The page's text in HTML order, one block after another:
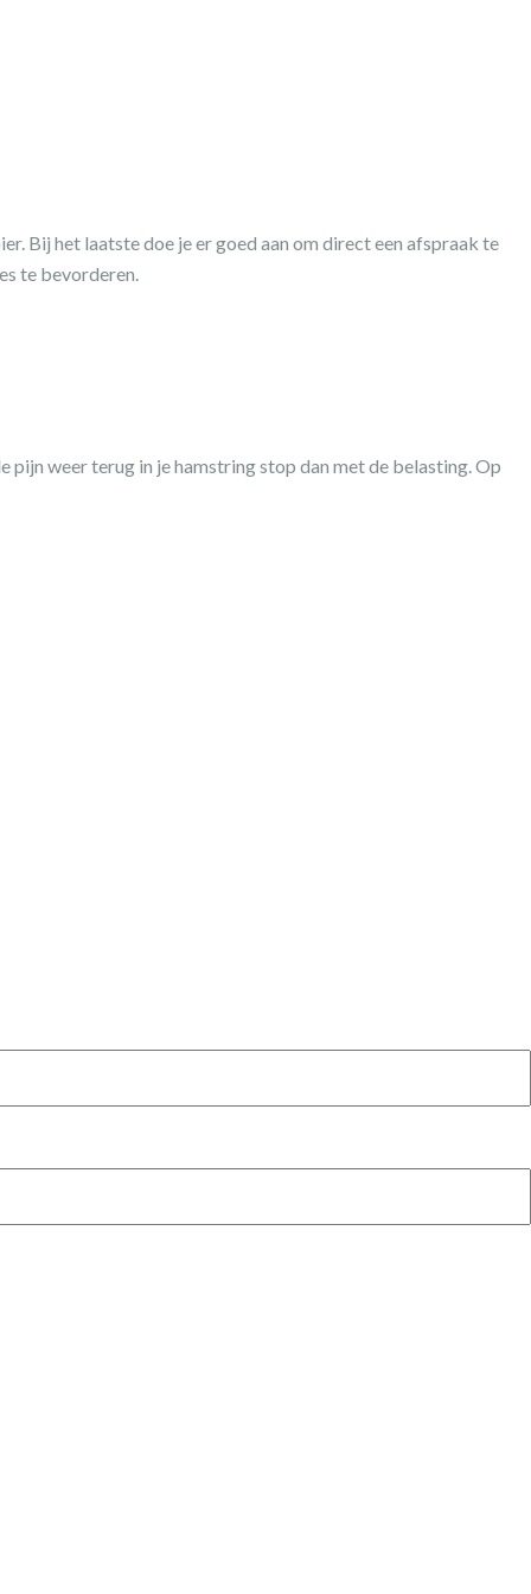
Bij het laatste doe je er goed aan om direct een afspraak te
te bevorderen.
weer terug in je hamstring stop dan met de belasting. Op